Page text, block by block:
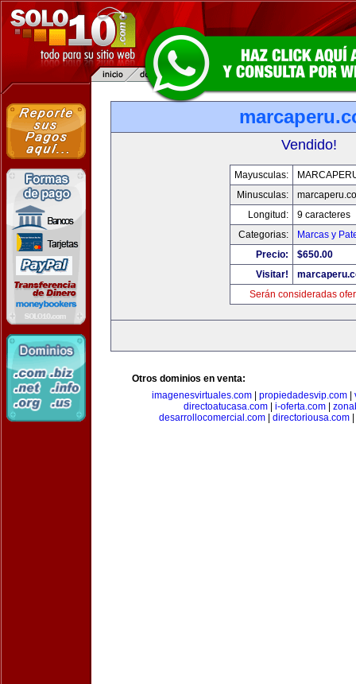
Vendido!
Mayusculas:
Minusculas:
Longitud:
9 caracteres
Categorias:
Marcas y
Precio:
$650.00
Visitar!
Serán consideradas
Otros dominios en venta:
imagenesvirtuales.com| propiedadesvip.com|
directoatucasa.com| i-oferta.com|
desarrollocomercial.com
directoriousa.com